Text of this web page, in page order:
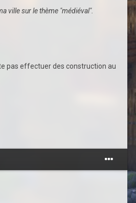
ville sur le thème "médiéval".
pas effectuer des construction au